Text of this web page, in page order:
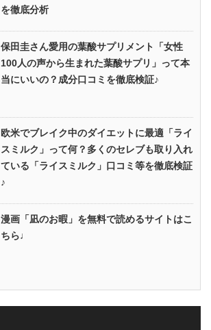
を徹底分析
保田圭さん愛用の葉酸サプリメント「女性
100人の声から生まれた葉酸サプリ」って本
当にいいの？成分口コミを徹底検証♪
欧米でブレイク中のダイエットに最適「ライ
スミルク」って何？多くのセレブも取り入れ
ている「ライスミルク」口コミ等を徹底検証
♪
漫画「凪のお暇」を無料で読めるサイトはこ
ちら♩